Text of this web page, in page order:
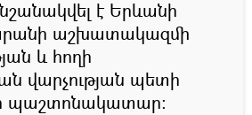
է Երևանի
աշխատակազմի
և հողի
վարչության պետի
պաշտոնակատար։